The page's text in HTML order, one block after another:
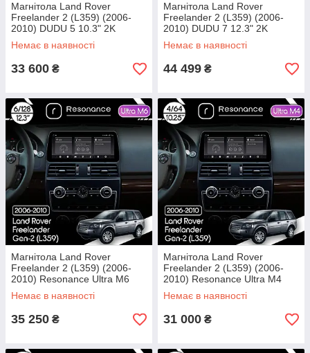
Магнітола Land Rover
Freelander 2 (L359) (2006-
2010) DUDU 5 10.3" 2K
QLED, 4/32, 360 (B-Style)
Немає в наявності
33 600 ₴
Магнітола Land Rover
Freelander 2 (L359) (2006-
2010) DUDU 7 12.3" 2K
QLED, 6/64, 360 (Style C)
Немає в наявності
44 499 ₴
Магнітола Land Rover
Freelander 2 (L359) (2006-
2010) Resonance Ultra M6
(7862) 6/128, 12.3" QLED,
360 (BMW Style)
Немає в наявності
35 250 ₴
Магнітола Land Rover
Freelander 2 (L359) (2006-
2010) Resonance Ultra M4
(7862) 4/64, 10.25" QLED,
360 (BMW Style)
Немає в наявності
31 000 ₴